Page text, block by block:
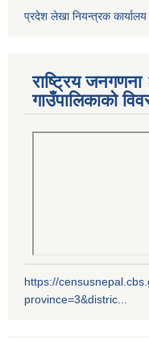
प्रदेश लेखा नियन्त्रक कार्यालय
राष्ट्रिय
गाउँपालिकाको
https://
province=3&distric...